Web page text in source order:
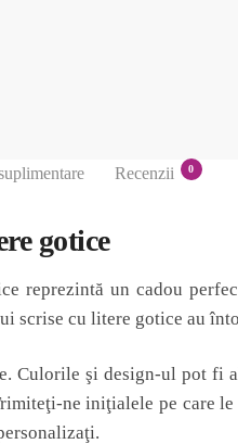
Recenzii 0
gotice
reprezintă un cadou
cu litere gotice au
Culorile şi design-ul pot fi
ne iniţialele pe care